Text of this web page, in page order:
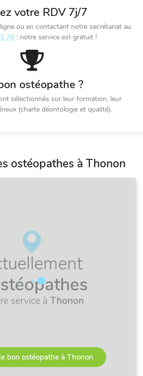
votre RDV 7j/7
ou en contactant notre secrétariat au
79 : notre service est gratuit !
ostéopathe ?
sélectionnés sur leur formation, leur
(charte déontologie et qualité).
ostéopathes à Thonon
service à Thonon
bon ostéopathe à Thonon